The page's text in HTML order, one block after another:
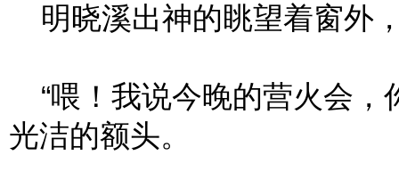
明晓溪出神的眺望着窗外
“喂！我说今晚的营火会，
光洁的额头。